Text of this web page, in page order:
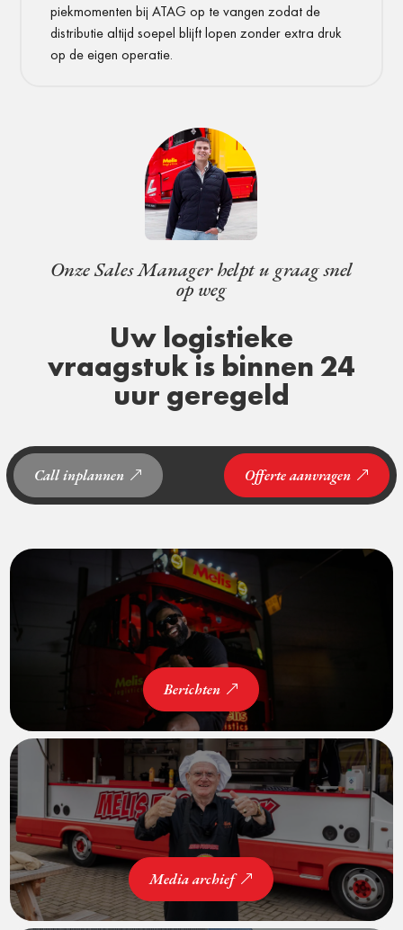
piekmomenten bij ATAG op te vangen zodat de
distributie altijd soepel blijft lopen zonder extra druk
op de eigen operatie.
Onze Sales Manager helpt u graag snel
op weg
Uw logistieke
vraagstuk is binnen 24
uur geregeld
Call inplannen Offerte aanvragen
Berichten
Media archief